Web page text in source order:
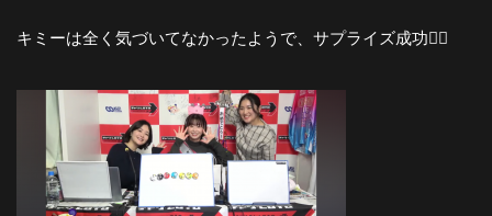
キミーは全く気づいてなかったようで、サプライズ成功🙆‍♀️